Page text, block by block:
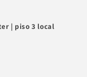
| piso 3 local